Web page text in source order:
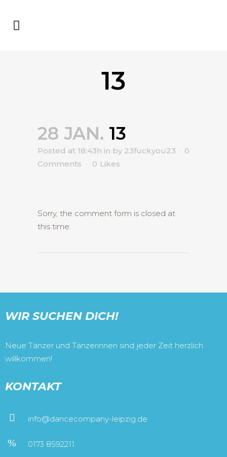
13
28 JAN. 13
Posted at 18:43h in by 23fuckyou23
0
Comments
0 Likes
Sorry, the comment form is closed at
this time.
WIR SUCHEN DICH!
Neue Tänzer und Tänzerinnen sind jeder Zeit herzlich
willkommen!
KONTAKT
info@dancecompany-leipzig.de
0173 8592211